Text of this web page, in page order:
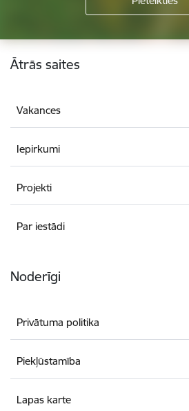
Kājene
Ātrās saites
Vakances
Iepirkumi
Projekti
Par iestādi
Noderīgi
Privātuma politika
Piekļūstamība
Lapas karte